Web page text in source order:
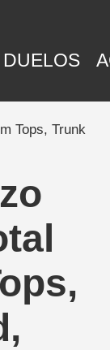
DUELOS
Tops, Trunk